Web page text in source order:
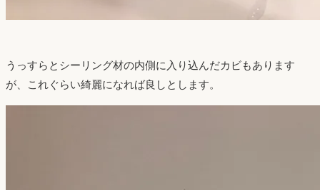
うっすらとシーリング材の内側に入り込んだカビもあります
が、これぐらい綺麗になれば良しとします。